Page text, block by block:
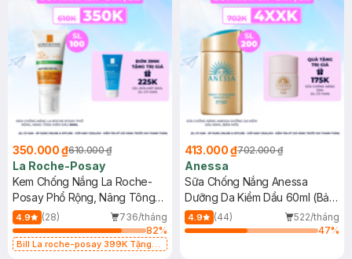
350.000 ₫610.000 ₫
La Roche-Posay
Kem Chống Nắng La Roche-
Posay Phổ Rộng, Nâng Tông
Kiềm Dầu 50ml
4.9 (28)
736/tháng
82%
Bill La roche-posay 399K Tặng
413.000 ₫702.000 ₫
Anessa
Sữa Chống Nắng Anessa
Dưỡng Da Kiềm Dầu 60ml (Bản
Mới)
4.9 (44)
522/tháng
47%